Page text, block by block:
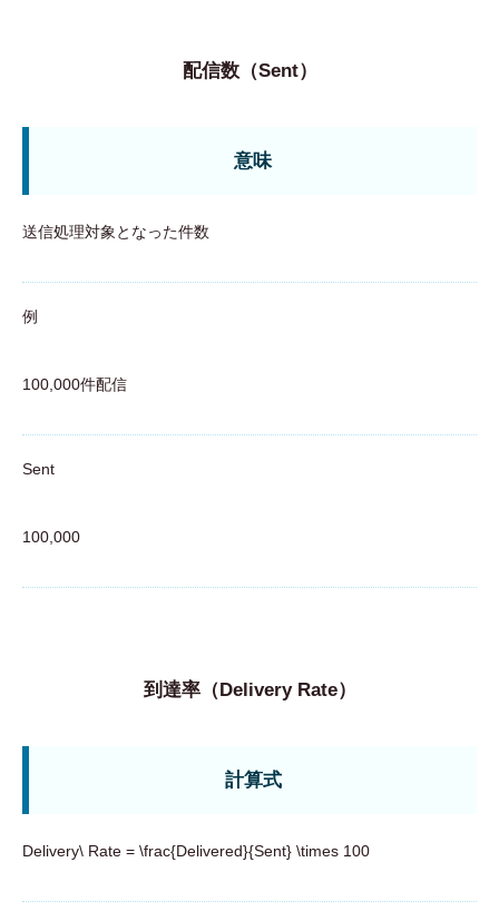
配信数（Sent）
意味
送信処理対象となった件数
例
100,000件配信
Sent
100,000
到達率（Delivery Rate）
計算式
Delivery\ Rate = \frac{Delivered}{Sent} \times 100